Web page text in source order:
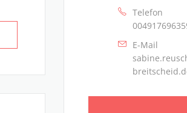
Telefon
E-Mail